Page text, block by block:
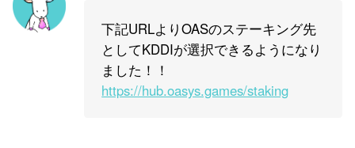
下記URLよりOASのステーキング先
としてKDDIが選択できるようになり
ました！！
https://hub.oasys.games/staking